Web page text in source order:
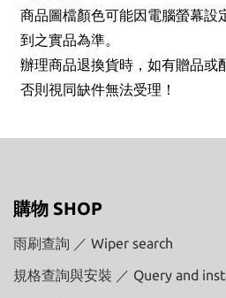
商品圖檔顏色可能因電腦螢幕設
到之實品為準。
辦理商品退換貨時，如有贈品或
否則視同缺件無法受理！
購物 SHOP
雨刷查詢 ／ Wiper search
規格查詢與安裝 ／ Query and